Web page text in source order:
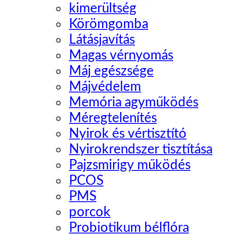
kimerültség
Körömgomba
Látásjavítás
Magas vérnyomás
Máj egészsége
Májvédelem
Memória agyműködés
Méregtelenítés
Nyirok és vértisztító
Nyirokrendszer tisztítása
Pajzsmirigy működés
PCOS
PMS
porcok
Probiotikum bélflóra